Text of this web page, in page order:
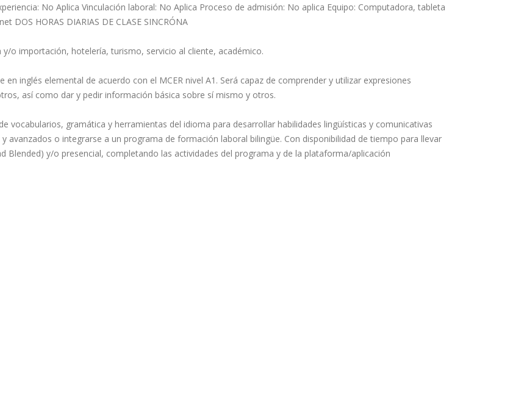
No Aplica Vinculación laboral: No Aplica Proceso de admisión: No aplica Equipo: Computadora, tableta
HORAS DIARIAS DE CLASE SINCRÓNA
o importación, hotelería, turismo, servicio al cliente, académico.
inglés elemental de acuerdo con el MCER nivel A1. Será capaz de comprender y utilizar expresiones
así como dar y pedir información básica sobre sí mismo y otros.
vocabularios, gramática y herramientas del idioma para desarrollar habilidades lingüísticas y comunicativas
avanzados o integrarse a un programa de formación laboral bilingüe. Con disponibilidad de tiempo para llevar
Blended) y/o presencial, completando las actividades del programa y de la plataforma/aplicación